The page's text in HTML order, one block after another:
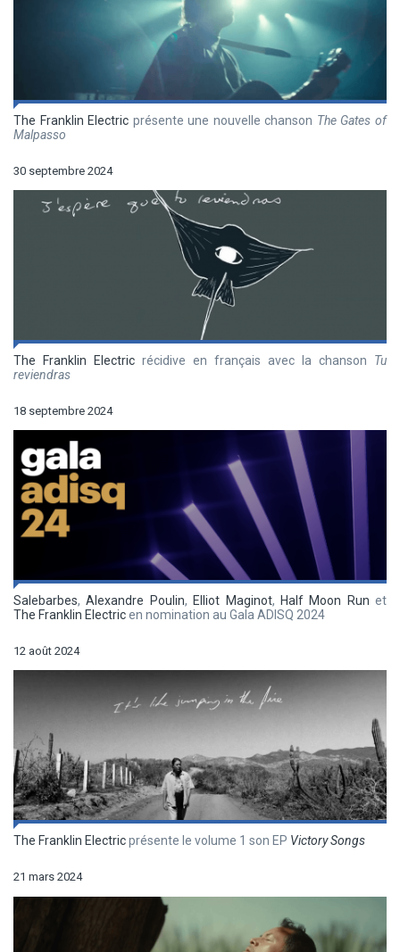
The Franklin Electric présente une nouvelle chanson The Gates of
Malpasso
30 septembre 2024
The Franklin Electric récidive en français avec la chanson Tu
reviendras
18 septembre 2024
Salebarbes,Alexandre Poulin, Elliot Maginot, Half Moon Run et
The Franklin Electricen nomination au Gala ADISQ 2024
12 août 2024
The Franklin Electricprésente le volume 1 son EP Victory Songs
21 mars 2024